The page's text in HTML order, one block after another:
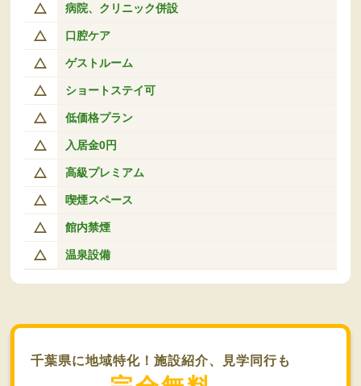
病院、クリニック併設
口腔ケア
ゲストルーム
ショートステイ可
低価格プラン
入居金0円
高級プレミアム
喫煙スペース
館内禁煙
温泉設備
千葉県に地域特化！施設紹介、見学同行も